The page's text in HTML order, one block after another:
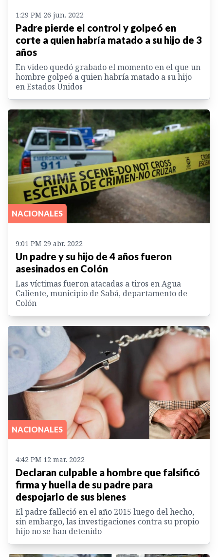
1:29 PM 26 jun. 2022
Padre pierde el control y golpeó en
corte a quien habría matado a su hijo de 3
años
En video quedó grabado el momento en el que un
hombre golpeó a quien habría matado a su hijo
en Estados Unidos
NACIONALES
9:01 PM 29 abr. 2022
Un padre y su hijo de 4 años fueron
asesinados en Colón
Las víctimas fueron atacadas a tiros en Agua
Caliente, municipio de Sabá, departamento de
Colón
NACIONALES
4:42 PM 12 mar. 2022
Declaran culpable a hombre que falsificó
firma y huella de su padre para
despojarlo de sus bienes
El padre falleció en el año 2015 luego del hecho,
sin embargo, las investigaciones contra su propio
hijo no se han detenido